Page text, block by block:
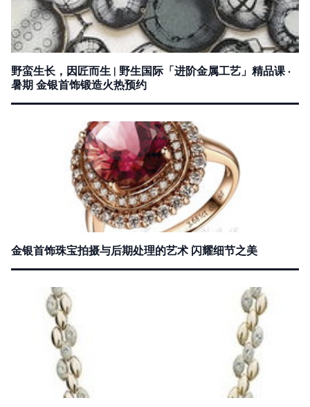
野蛮生长，因匠而生 | 野生国际「进阶金属工艺」精品课 ·
暑期 金银首饰锻造火热预约
金银首饰珠宝拍摄与后期处理的艺术 闪耀细节之美